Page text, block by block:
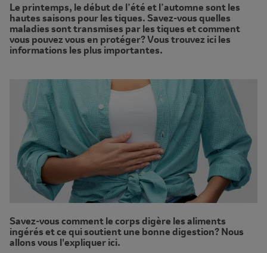
Le printemps, le début de l’été et l’automne sont les
hautes saisons pour les tiques. Savez-vous quelles
maladies sont transmises par les tiques et comment
vous pouvez vous en protéger? Vous trouvez ici les
informations les plus importantes.
Savez-vous comment le corps digère les aliments
ingérés et ce qui soutient une bonne digestion? Nous
allons vous l'expliquer ici.